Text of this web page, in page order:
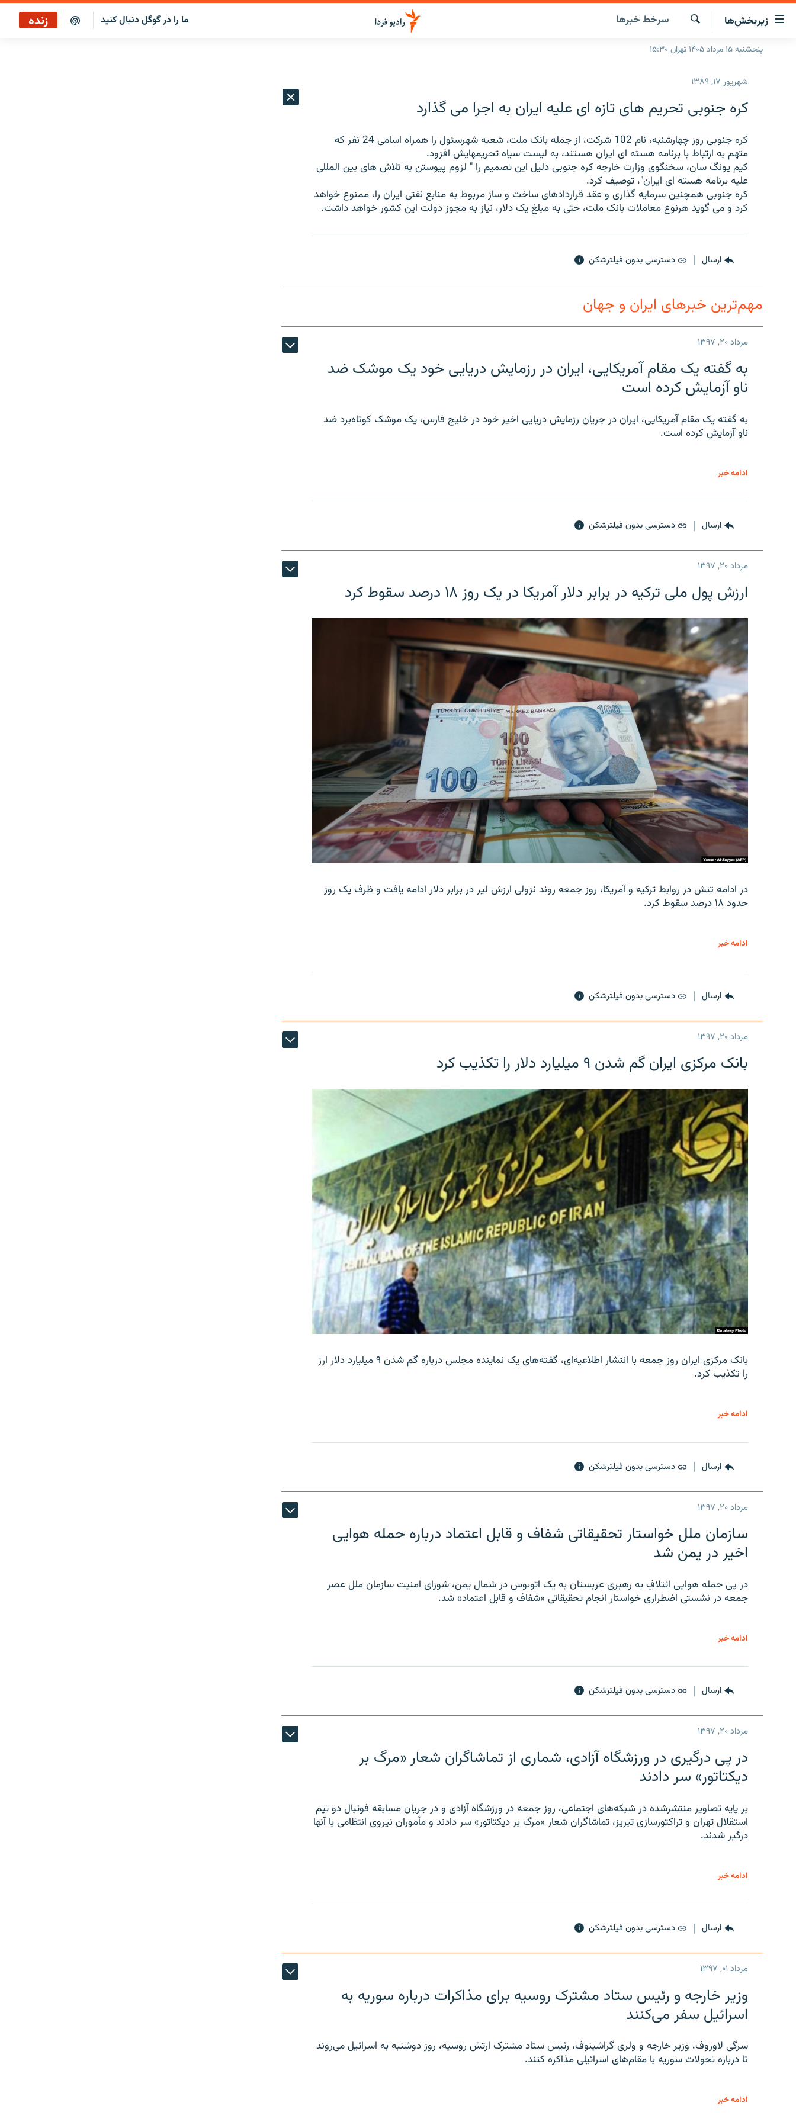
لینک‌های
قابلیت
دسترسی
زیربخش‌ها
صفحه اصلی
انتخاب کنید و بشنوید
برنامه‌های رادیویی
فرکانس‌ها
چندرسانه‌ای
گزارش‌های تصویری
گزارش‌های ویدئویی
جستجو
سرخط‌ خبرها ما را در گوگل دنبال کنید زنده
پنجشنبه ۱۵ مرداد ۱۴۰۵ تهران ۱۵:۳۰
شهریور ۱۷, ۱۳۸۹
کره جنوبی تحریم های تازه ای علیه ایران به اجرا می گذارد
کره جنوبی روز چهارشنبه، نام 102 شرکت، از جمله بانک ملت، شعبه شهرسئول را همراه اسامی 24 نفر که
متهم به ارتباط با برنامه هسته ای ایران هستند، به لیست سیاه تحریمهایش افزود.
کیم یونگ سان، سخنگوی وزارت خارجه کره جنوبی دلیل این تصمیم را " لزوم پیوستن به تلاش های بین المللی
علیه برنامه هسته ای ایران"، توصیف کرد.
کره جنوبی همچنین سرمایه گذاری و عقد قراردادهای ساخت و ساز مربوط به منابع نفتی ایران را، ممنوع خواهد
کرد و می گوید هرنوع معاملات بانک ملت، حتی به مبلغ یک دلار، نیاز به مجوز دولت این کشور خواهد داشت.
ارسال دسترسی بدون فیلترشکن
مهم‌ترین خبرهای ایران و جهان
مرداد ۲۰, ۱۳۹۷
به گفته یک مقام آمریکایی، ایران در رزمایش دریایی خود یک موشک ضد
ناو آزمایش کرده است
به گفته یک مقام آمریکایی، ایران در جریان رزمایش دریایی اخیر خود در خلیج فارس، یک موشک کوتاه‌برد ضد
ناو آزمایش کرده است.
ادامه خبر
ارسال دسترسی بدون فیلترشکن
مرداد ۲۰, ۱۳۹۷
ارزش پول ملی ترکیه در برابر دلار آمریکا در یک روز ۱۸ درصد سقوط کرد
در ادامه تنش در روابط ترکیه و آمریکا، روز جمعه روند نزولی ارزش لیر در برابر دلار ادامه یافت و ظرف یک روز
حدود ۱۸ درصد سقوط کرد.
ادامه خبر
ارسال دسترسی بدون فیلترشکن
مرداد ۲۰, ۱۳۹۷
بانک مرکزی ایران گم شدن ۹ میلیارد دلار را تکذیب کرد
بانک مرکزی ایران روز جمعه با انتشار اطلاعیه‌ای، گفته‌های یک نماینده مجلس درباره گم شدن ۹ میلیارد دلار ارز
را تکذیب کرد.
ادامه خبر
ارسال دسترسی بدون فیلترشکن
مرداد ۲۰, ۱۳۹۷
سازمان ملل خواستار تحقیقاتی شفاف و قابل اعتماد درباره حمله هوایی
اخیر در یمن شد
در پی حمله هوایی ائتلافِ به رهبری عربستان به یک اتوبوس در شمال یمن، شورای امنیت سازمان ملل عصر
جمعه در نشستی اضطراری خواستار انجام تحقیقاتی «شفاف و قابل اعتماد» شد.
ادامه خبر
ارسال دسترسی بدون فیلترشکن
مرداد ۲۰, ۱۳۹۷
در پی درگیری در ورزشگاه آزادی، شماری از تماشاگران شعار «مرگ بر
دیکتاتور» سر دادند
بر پایه تصاویر منتشرشده در شبکه‌های اجتماعی، روز جمعه در ورزشگاه آزادی و در جریان مسابقه فوتبال دو تیم
استقلال تهران و تراکتورسازی تبریز، تماشاگران شعار «مرگ بر دیکتاتور» سر دادند و مأموران نیروی انتظامی با آنها
درگیر شدند.
ادامه خبر
ارسال دسترسی بدون فیلترشکن
مرداد ۰۱, ۱۳۹۷
وزیر خارجه و رئیس‌ ستاد مشترک روسیه برای مذاکرات درباره سوریه به
اسرائیل سفر می‌کنند
سرگی لاوروف، وزیر خارجه و ولری گراشینوف، رئیس ستاد مشترک ارتش روسیه، روز دوشنبه به اسرائیل می‌روند
تا درباره تحولات سوریه با مقام‌های اسرائیلی مذاکره کنند.
ادامه خبر